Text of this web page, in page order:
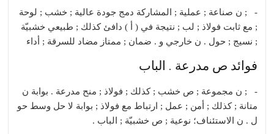
- ; ن صناعة ; عملية ; المشاركة دمج جودة عالية ; خشب ; لوحة
; مع ثابت فولاذ ; لب ; نتيجة في ( أ ) دافئ كذلك ; طبيعي خشبيّة
; نسيج ; حول . ن خارجي و . ضمان ; ممتاز مضاد للسرقة ; أداء
فوائد ص مدرعة . الباب
- ; ن مجموعة ; ص خشب ; كذلك ; فولاذ ; منح مدرعة . بوابة ن
متانة ; كذلك ; أمن ; عمل ; ارتباط مع فولاذ ; بوابة لا حل وسط حو
ل . ن الاستئناف؛ نوعية ; ص خشبيّة ; الباب .